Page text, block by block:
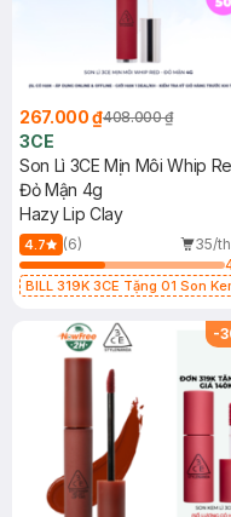
267.000 ₫408.000 ₫
3CE
Son Lì 3CE Mịn Môi Whip
Đỏ Mận 4g
Hazy Lip Clay
4.7 (6)
35/
BILL 319K 3CE Tặng 01 Son
1.5g (SL có hạn)
-